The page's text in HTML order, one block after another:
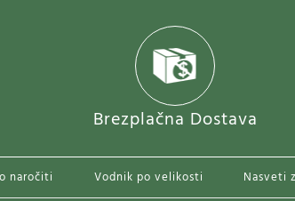
Brezplačna Dostava
naročiti Vodnik po velikosti Nasveti